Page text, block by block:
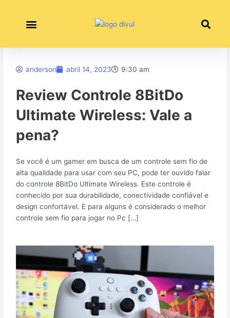
anderson abril 14, 2023 9:30 am
Review Controle 8BitDo
Ultimate Wireless: Vale a
pena?
Se você é um gamer em busca de um controle sem fio de
alta qualidade para usar com seu PC, pode ter ouvido falar
do controle 8BitDo Ultimate Wireless. Este controle é
conhecido por sua durabilidade, conectividade confiável e
design confortável. E para alguns é considerado o melhor
controle sem fio para jogar no Pc […]